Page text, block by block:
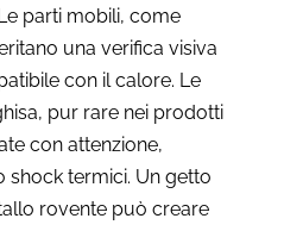
parti mobili, come
una verifica visiva
con il calore. Le
pur rare nei prodotti
con attenzione,
termici. Un getto
rovente può creare